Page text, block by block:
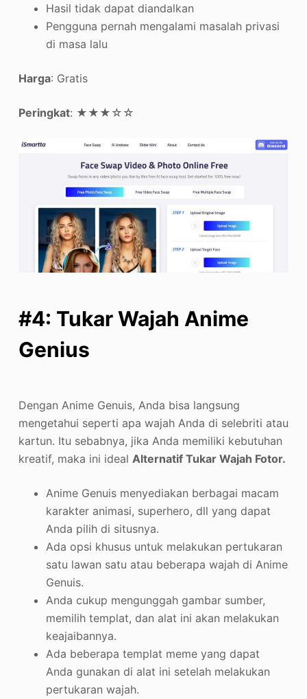
Hasil tidak dapat diandalkan
Pengguna pernah mengalami masalah privasi
di masa lalu
Harga: Gratis
Peringkat: ★★★☆☆
#4: Tukar Wajah Anime
Genius
Dengan Anime Genuis, Anda bisa langsung
mengetahui seperti apa wajah Anda di selebriti atau
kartun. Itu sebabnya, jika Anda memiliki kebutuhan
kreatif, maka ini ideal Alternatif Tukar Wajah Fotor.
Anime Genuis menyediakan berbagai macam
karakter animasi, superhero, dll yang dapat
Anda pilih di situsnya.
Ada opsi khusus untuk melakukan pertukaran
satu lawan satu atau beberapa wajah di Anime
Genuis.
Anda cukup mengunggah gambar sumber,
memilih templat, dan alat ini akan melakukan
keajaibannya.
Ada beberapa templat meme yang dapat
Anda gunakan di alat ini setelah melakukan
pertukaran wajah.